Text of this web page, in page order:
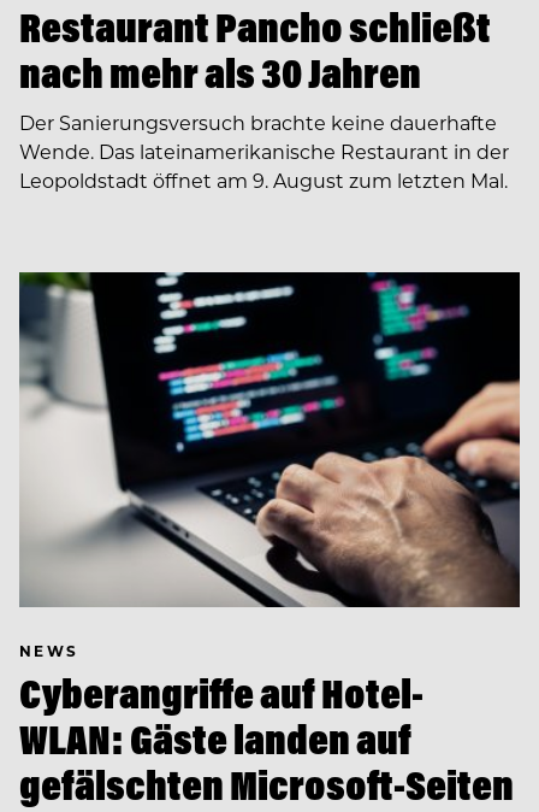
Restaurant Pancho schließt
nach mehr als 30 Jahren
Der Sanierungsversuch brachte keine dauerhafte
Wende. Das lateinamerikanische Restaurant in der
Leopoldstadt öffnet am 9. August zum letzten Mal.
NEWS
Cyberangriffe auf Hotel-
WLAN: Gäste landen auf
gefälschten Microsoft-Seiten